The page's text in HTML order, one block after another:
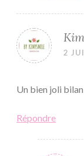
2
Un bien joli bilan
Répondre